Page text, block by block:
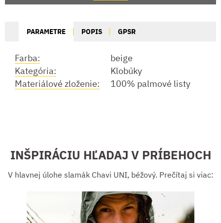
PARAMETRE POPIS GPSR
Farba:
beige
Kategória:
Klobúky
Materiálové zloženie:
100% palmové listy
INŠPIRÁCIU HĽADAJ V PRÍBEHOCH
V hlavnej úlohe slamák Chavi UNI, béžový. Prečítaj si viac: